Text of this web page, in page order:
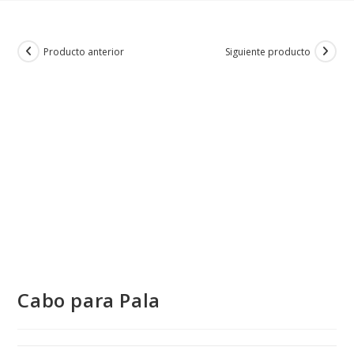
Producto anterior Siguiente producto
Cabo para Pala